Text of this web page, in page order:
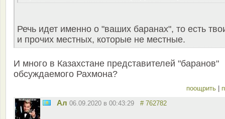
Речь идет именно о "ваших баранах", то есть
и прочих местных, которые не местные.
И много в Казахстане представителей "баранов"
обсуждаемого Рахмона?
поощрить
Ал 06.09.2020 в 00:43:29 # 762782